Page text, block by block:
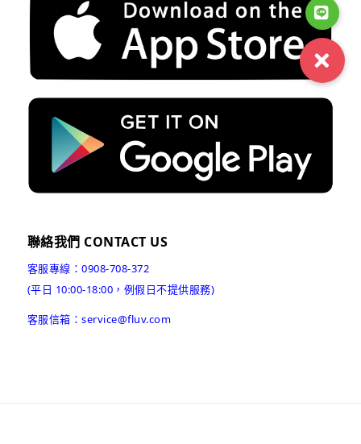
聯絡我們 CONTACT US
客服專線：0908-708-372
(平日 10:00-18:00，例假日不提供服務)
客服信箱：service@fluv.com